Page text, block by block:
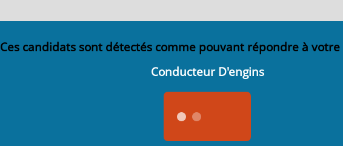
Ces candidats sont détectés comme pouvant répondre à
Conducteur D'engins